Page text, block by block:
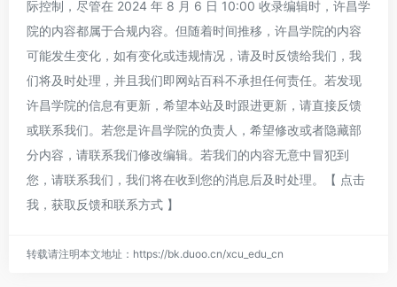
际控制，尽管在 2024 年 8 月 6 日 10:00 收录编辑时，许昌学
院的内容都属于合规内容。但随着时间推移，许昌学院的内容
可能发生变化，如有变化或违规情况，请及时反馈给我们，我
们将及时处理，并且我们即网站百科不承担任何责任。若发现
许昌学院的信息有更新，希望本站及时跟进更新，请直接反馈
或联系我们。若您是许昌学院的负责人，希望修改或者隐藏部
分内容，请联系我们修改编辑。若我们的内容无意中冒犯到
您，请联系我们，我们将在收到您的消息后及时处理。
【 点击
我，获取反馈和联系方式 】
转载请注明本文地址： https://bk.duoo.cn/xcu_edu_cn